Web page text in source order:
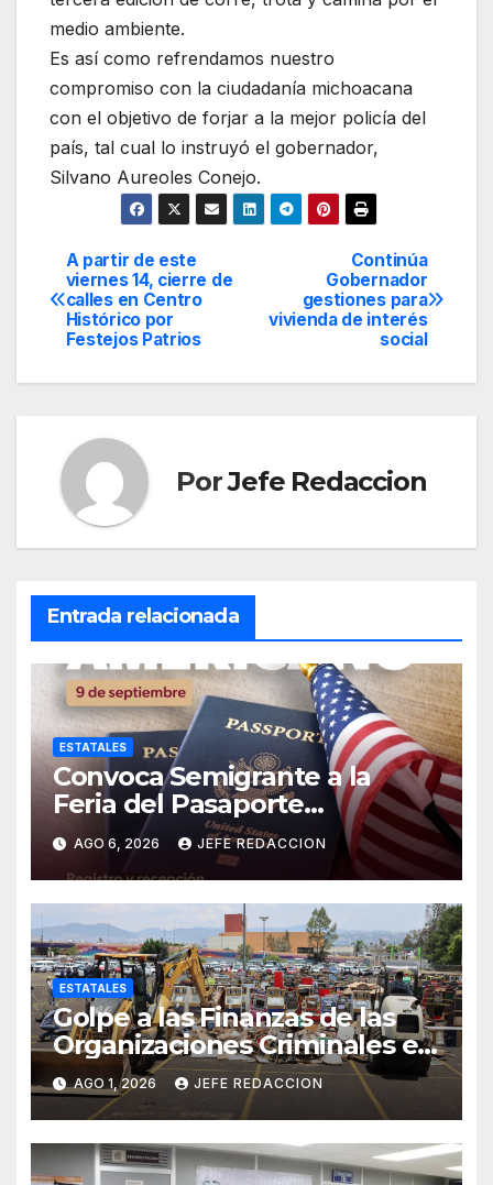
medio ambiente.
Es así como refrendamos nuestro
compromiso con la ciudadanía michoacana
con el objetivo de forjar a la mejor policía del
país, tal cual lo instruyó el gobernador,
Silvano Aureoles Conejo.
Navegación
de
entradas
Continúa
Gobernador
gestiones para
vivienda de interés
social
A partir de este
viernes 14, cierre de
calles en Centro
Histórico por
Festejos Patrios
PorJefe Redaccion
Entrada relacionada
ESTATALES
Convoca Semigrante a la
Feria del Pasaporte
Estadounidense 2026
AGO 6, 2026 JEFE REDACCION
ESTATALES
Golpe a las Finanzas de las
Organizaciones Criminales en
Operativos
Interinstitucionales
AGO 1, 2026 JEFE REDACCION